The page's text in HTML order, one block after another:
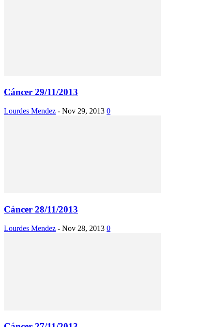
Cáncer 29/11/2013
Lourdes Mendez - Nov 29, 2013 0
Cáncer 28/11/2013
Lourdes Mendez - Nov 28, 2013 0